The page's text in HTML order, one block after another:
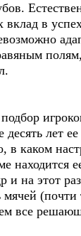
вклад в
лет ее
в каком
находится
и на этот
мячей (почти
все